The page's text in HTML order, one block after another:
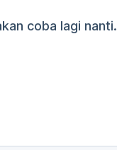
coba lagi nanti.